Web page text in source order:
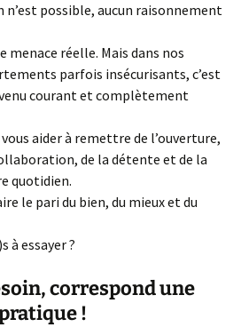
possible, aucun raisonnement
menace réelle. Mais dans nos
parfois insécurisants, c’est
courant et complètement
aider à remettre de l’ouverture,
de la détente et de la
quotidien.
le pari du bien, du mieux et du
à essayer ?
correspond une
!